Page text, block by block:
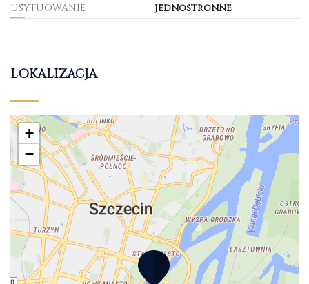
USYTUOWANIE jednostronne
LOKALIZACJA
+
−